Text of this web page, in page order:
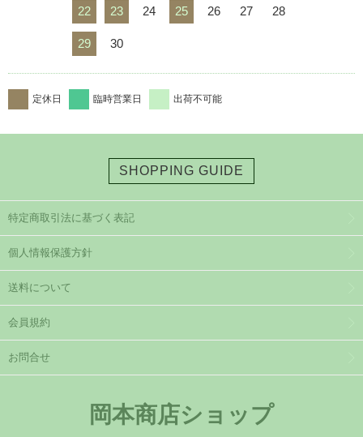
22 23 24 25 26 27 28
29 30
定休日 臨時営業日 出荷不可能
SHOPPING GUIDE
特定商取引法に基づく表記
個人情報保護方針
送料について
会員規約
お問合せ
岡本商店ショップ